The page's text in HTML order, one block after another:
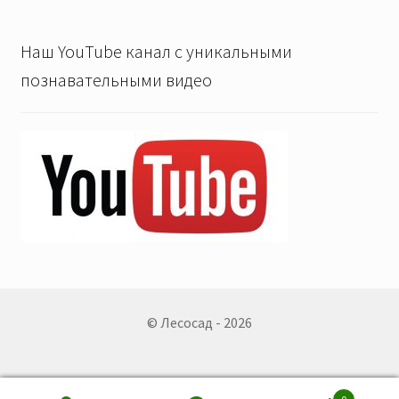
Наш YouTube канал с уникальными
познавательными видео
© Лесосад - 2026